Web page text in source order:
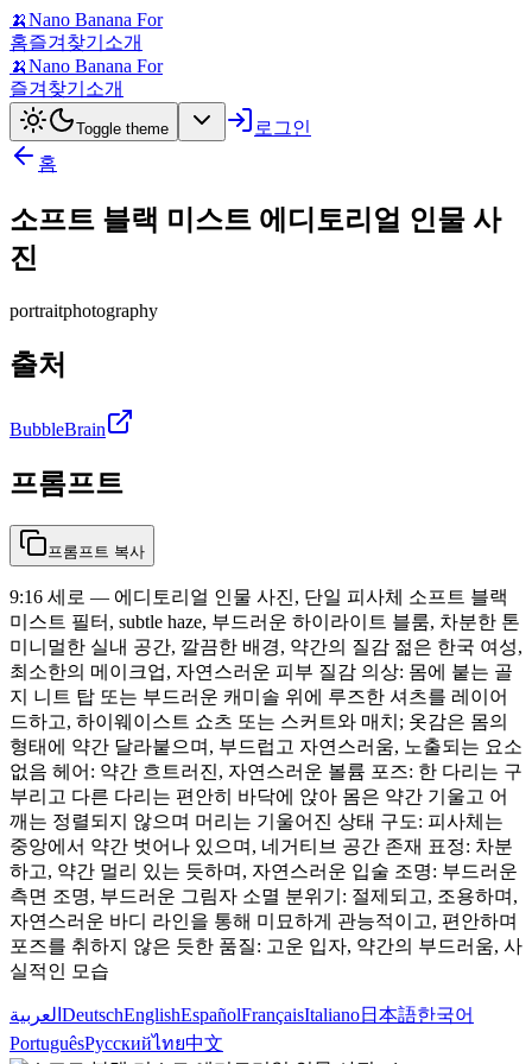
🍌Nano Banana For
홈즐겨찾기 소개
🍌Nano Banana For
즐겨찾기 소개
Toggle theme
로그인
홈
소프트 블랙 미스트 에디토리얼 인물 사
진
portraitphotography
출처
BubbleBrain
프롬프트
프롬프트 복사
9:16 세로 — 에디토리얼 인물 사진, 단일 피사체 소프트 블랙
미스트 필터, subtle haze, 부드러운 하이라이트 블룸, 차분한 톤
미니멀한 실내 공간, 깔끔한 배경, 약간의 질감 젊은 한국 여성,
최소한의 메이크업, 자연스러운 피부 질감 의상: 몸에 붙는 골
지 니트 탑 또는 부드러운 캐미솔 위에 루즈한 셔츠를 레이어
드하고, 하이웨이스트 쇼츠 또는 스커트와 매치; 옷감은 몸의
형태에 약간 달라붙으며, 부드럽고 자연스러움, 노출되는 요소
없음 헤어: 약간 흐트러진, 자연스러운 볼륨 포즈: 한 다리는 구
부리고 다른 다리는 편안히 바닥에 앉아 몸은 약간 기울고 어
깨는 정렬되지 않으며 머리는 기울어진 상태 구도: 피사체는
중앙에서 약간 벗어나 있으며, 네거티브 공간 존재 표정: 차분
하고, 약간 멀리 있는 듯하며, 자연스러운 입술 조명: 부드러운
측면 조명, 부드러운 그림자 소멸 분위기: 절제되고, 조용하며,
자연스러운 바디 라인을 통해 미묘하게 관능적이고, 편안하며
포즈를 취하지 않은 듯한 품질: 고운 입자, 약간의 부드러움, 사
실적인 모습
العربية DeutschEnglishEspañolFrançaisItaliano日本語한국어
PortuguêsРусскийไทย中文